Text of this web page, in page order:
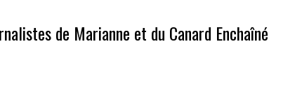
de Marianne et du Canard Enchaîné